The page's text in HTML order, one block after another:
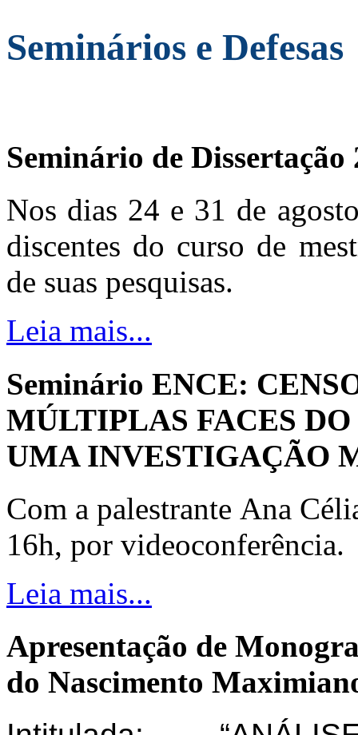
Seminários e Defesas
Seminário de Dissertação
Nos dias 24 e 31 de
discentes do curso de
de suas pesquisas.
Leia mais...
Seminário ENCE:
MÚLTIPLAS FACES
UMA INVESTIGAÇÃO
Com a palestrante Ana
16h, por videoconferência.
Leia mais...
Apresentação de
do Nascimento